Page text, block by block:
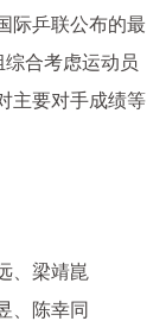
际乒联公布的最
综合考虑运动员
主要对手成绩等
、梁靖崑
、陈幸同